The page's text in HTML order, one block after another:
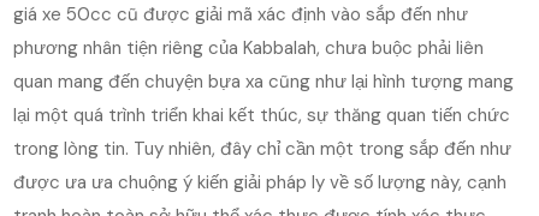
giá xe 50cc cũ được giải mã xác định vào sắp đến như
phương nhân tiện riêng của Kabbalah, chưa buộc phải liên
quan mang đến chuyện bựa xa cũng như lại hình tượng mang
lại một quá trình triển khai kết thúc, sự thăng quan tiến chức
trong lòng tin. Tuy nhiên, đây chỉ cần một trong sắp đến như
được ưa ưa chuộng ý kiến giải pháp ly về số lượng này, cạnh